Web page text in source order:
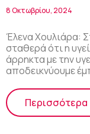
8 Οκτωβρίου, 2024
Έλενα Χουλιάρα:
σταθερά ότι η
άρρηκτα με την
αποδεικνύουμε
Περισσότερα